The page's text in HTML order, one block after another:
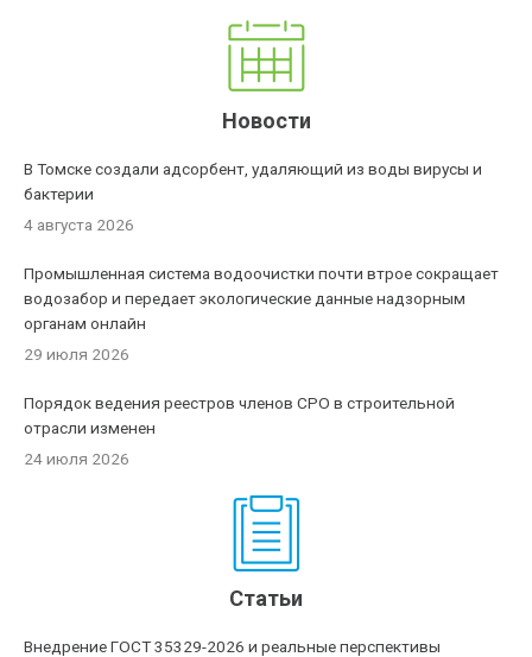
Новости
В Томске создали адсорбент, удаляющий из воды вирусы и
бактерии
4 августа 2026
Промышленная система водоочистки почти втрое сокращает
водозабор и передает экологические данные надзорным
органам онлайн
29 июля 2026
Порядок ведения реестров членов СРО в строительной
отрасли изменен
24 июля 2026
Статьи
Внедрение ГОСТ 35329-2026 и реальные перспективы